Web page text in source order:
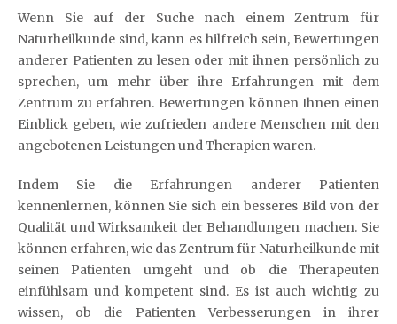
Wenn Sie auf der Suche nach einem Zentrum für
Naturheilkunde sind, kann es hilfreich sein, Bewertungen
anderer Patienten zu lesen oder mit ihnen persönlich zu
sprechen, um mehr über ihre Erfahrungen mit dem
Zentrum zu erfahren. Bewertungen können Ihnen einen
Einblick geben, wie zufrieden andere Menschen mit den
angebotenen Leistungen und Therapien waren.
Indem Sie die Erfahrungen anderer Patienten
kennenlernen, können Sie sich ein besseres Bild von der
Qualität und Wirksamkeit der Behandlungen machen. Sie
können erfahren, wie das Zentrum für Naturheilkunde mit
seinen Patienten umgeht und ob die Therapeuten
einfühlsam und kompetent sind. Es ist auch wichtig zu
wissen, ob die Patienten Verbesserungen in ihrer